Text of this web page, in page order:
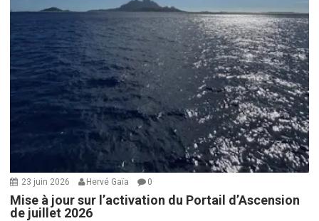
23 juin 2026 Hervé Gaïa 0
Mise à jour sur l’activation du Portail d’Ascension
de juillet 2026